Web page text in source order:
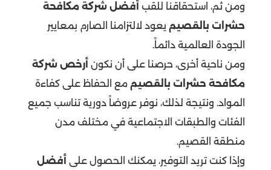
ومن ثم، استحقاقنا للقب أفضل شركة مكافحة
حشرات بالقصيم يعود لالتزامنا الصارم بمعايير
الجودة العالمية دائماً.
ومن ناحية أخرى، حرصنا على أن نكون أرخص شركة
مكافحة حشرات بالقصيم مع الحفاظ على كفاءة
المواد. ونتيجة لذلك، نوفر عروضاً دورية تناسب جميع
الفئات والطبقات الاجتماعية في مختلف مدن
منطقة القصيم.
وإذا كنت تريد التوفير، يمكنك الحصول على أفضل